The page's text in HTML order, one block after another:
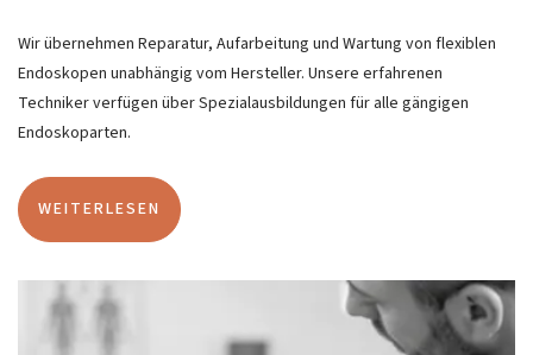
Wir übernehmen Reparatur, Aufarbeitung und Wartung von flexiblen
Endoskopen unabhängig vom Hersteller. Unsere erfahrenen
Techniker verfügen über Spezialausbildungen für alle gängigen
Endoskoparten.
WEITERLESEN